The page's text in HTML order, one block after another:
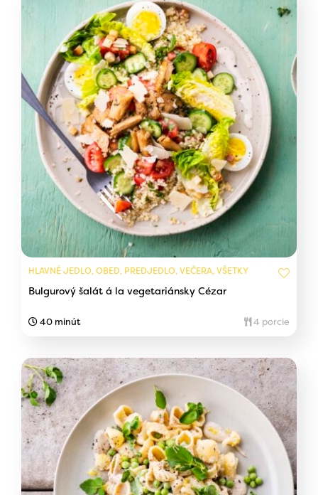
HLAVNÉ JEDLO, OBED, PREDJEDLO, VEČERA, VŠETKY
Bulgurový šalát á la vegetariánsky Cézar
40 minút 4 porcie